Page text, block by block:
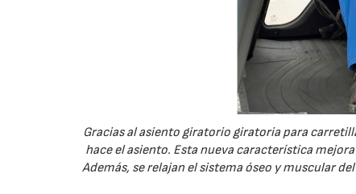
Gracias al asiento giratorio giratoria para
hace el asiento. Esta nueva característica
Además, se relajan el sistema óseo y muscular